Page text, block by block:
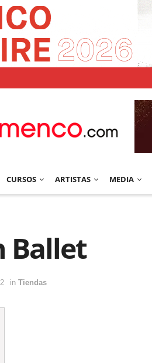
CURSOS ARTISTAS MEDIA
Ballet
in Tiendas